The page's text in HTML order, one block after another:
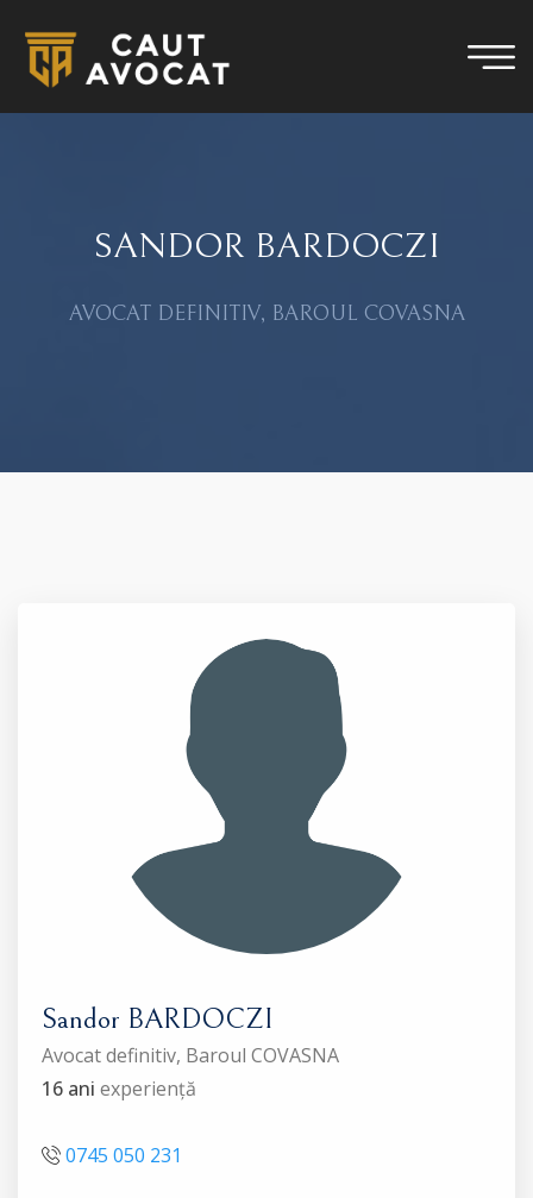
SANDOR BARDOCZI
AVOCAT DEFINITIV, BAROUL COVASNA
Sandor BARDOCZI
Avocat definitiv, Baroul COVASNA
16 ani experiență
0745 050 231